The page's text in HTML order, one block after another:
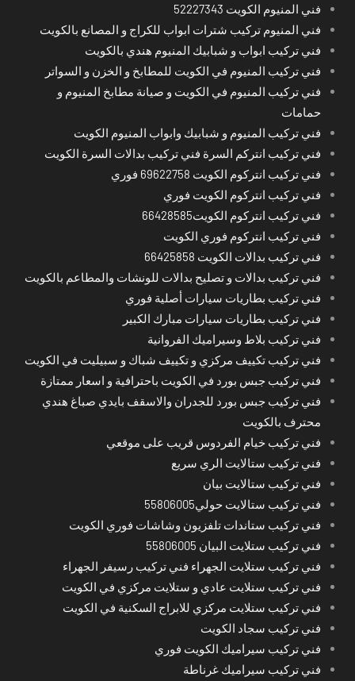
فني المنيوم الكويت 52227343
فني المنيوم تركيب شترات ابواب للكراج و المصانع بالكويت
فني تركيب ابواب و شبابيك المنيوم هندي بالكويت
فني تركيب المنيوم في الكويت للمطابخ و الخزن و السواتر
فني تركيب المنيوم في الكويت و صيانة مطابخ المنيوم و
حمامات
فني تركيب المنيوم و شبابيك وابواب المنيوم الكويت
فني تركيب انتركم السرة فني تركيب بدالات السرة الكويت
فني تركيب انتركوم الكويت 69622758 فوري
فني تركيب انتركوم الكويت فوري
فني تركيب انتركوم الكويت66428585
فني تركيب انتركوم فوري الكويت
فني تركيب بدالات الكويت 66425858
فني تركيب بدالات و تصليح بدالات للونشات والمطاعم بالكويت
فني تركيب بطاريات سيارات أصلية فوري
فني تركيب بطاريات سيارات مبارك الكبير
فني تركيب بلاط وسيراميك الفروانية
فني تركيب تكييف مركزي و تكييف شباك و سبيليت في الكويت
فني تركيب جبس بورد في الكويت باحترافية و اسعار ممتازة
فني تركيب جبس بورد للجدران والاسقف بايدي صباغ هندي
محترف بالكويت
فني تركيب خيام الفردوس قريب على موقعي
فني تركيب ستالايت الري سريع
فني تركيب ستالايت بيان
فني تركيب ستالايت حولي55806005
فني تركيب ستاندات تلفزيون وشاشات فوري الكويت
فني تركيب ستلايت البيان 55806005
فني تركيب ستلايت الجهراء فني تركيب رسيفر الجهراء
فني تركيب ستلايت عادي و ستلايت مركزي في الكويت
فني تركيب ستلايت مركزي للابراج السكنية في الكويت
فني تركيب سجاد الكويت
فني تركيب سيراميك الكويت فوري
فني تركيب سيراميك غرناطة